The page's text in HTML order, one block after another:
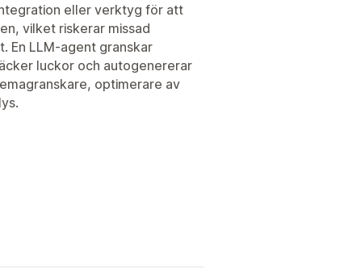
eller verktyg för att
vilket riskerar missad
En LLM-agent granskar
luckor och autogenererar
optimerare av